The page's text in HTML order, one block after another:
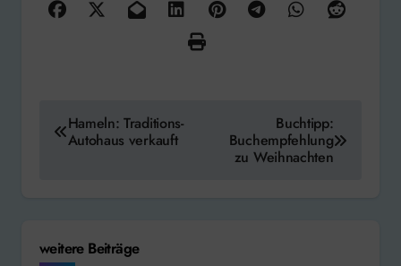
Beitragsnavigation
Hameln: Traditions-
Autohaus verkauft
Buchtipp:
Buchempfehlung
zu Weihnachten
weitere Beiträge